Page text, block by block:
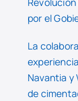
por el
La
Navantia y
de